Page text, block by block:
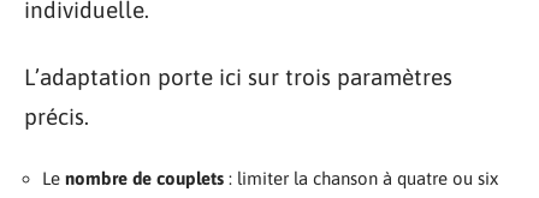
individuelle.
L’adaptation porte ici sur trois paramètres
précis.
Le nombre de couplets : limiter la chanson à quatre ou six